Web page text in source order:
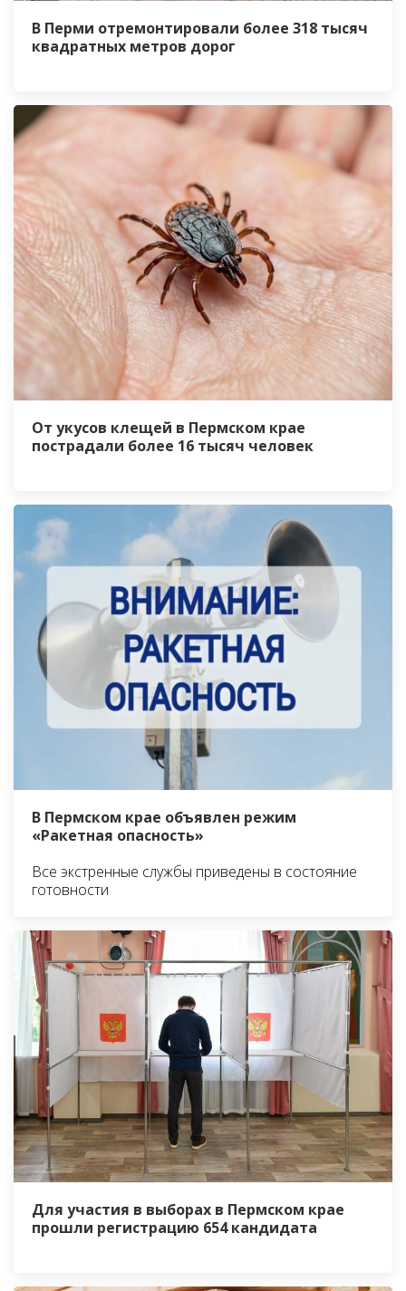
В Перми отремонтировали более 318 тысяч
квадратных метров дорог
От укусов клещей в Пермском крае
пострадали более 16 тысяч человек
В Пермском крае объявлен режим
«Ракетная опасность»
Все экстренные службы приведены в состояние
готовности
Для участия в выборах в Пермском крае
прошли регистрацию 654 кандидата